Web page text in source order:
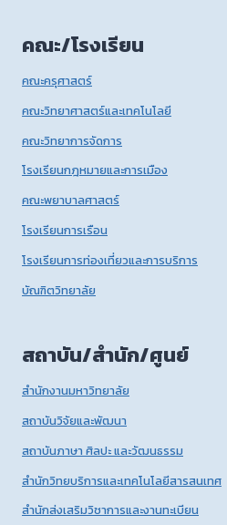
คณะ/โรงเรียน
คณะครุศาสตร์
คณะวิทยาศาสตร์และเทคโนโลยี
คณะวิทยาการจัดการ
โรงเรียนกฎหมายและการเมือง
คณะพยาบาลศาสตร์
โรงเรียนการเรือน
โรงเรียนการท่องเที่ยวและการบริการ
บัณฑิตวิทยาลัย
สถาบัน/สำนัก/ศูนย์
สำนักงานมหาวิทยาลัย
สถาบันวิจัยและพัฒนา
สถาบันภาษา ศิลปะ และวัฒนธรรม
สำนักวิทยบริการและเทคโนโลยีสารสนเทศ
สำนักส่งเสริมวิชาการและงานทะเบียน